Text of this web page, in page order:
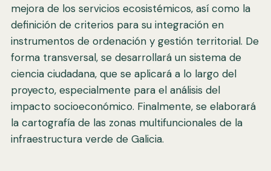
mejora de los servicios ecosistémicos, así como la
definición de criterios para su integración en
instrumentos de ordenación y gestión territorial. De
forma transversal, se desarrollará un sistema de
ciencia ciudadana, que se aplicará a lo largo del
proyecto, especialmente para el análisis del
impacto socioeconómico. Finalmente, se elaborará
la cartografía de las zonas multifuncionales de la
infraestructura verde de Galicia.